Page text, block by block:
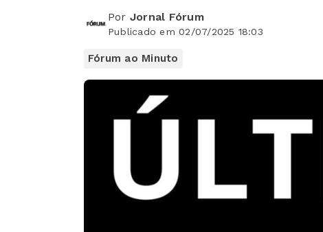
Por Jornal Fórum
Publicado em 02/07/2025 18:03
Fórum ao Minuto